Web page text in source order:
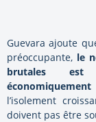
Guevara ajoute
préoccupante, le
brutales est
économiquement
l’isolement
doivent pas être